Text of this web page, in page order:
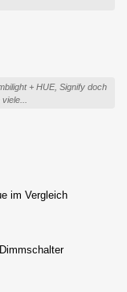
+ HUE, Signify doch
im Vergleich